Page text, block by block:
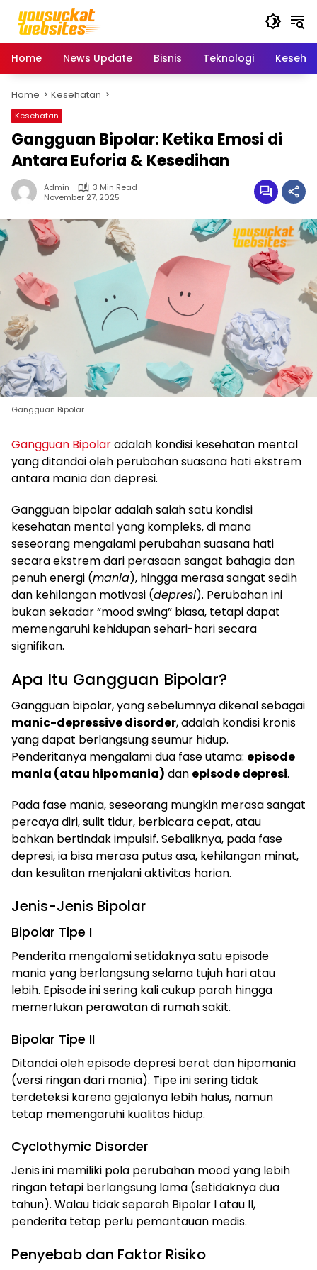
content
Home
News Update Bisnis Teknologi
Home Kesehatan
Kesehatan
Gangguan Bipolar: Ketika Emosi di
Antara Euforia & Kesedihan
Admin
3 Min Read
November 27, 2025
Gangguan Bipolar
Gangguan Bipolaradalah kondisi kesehatan mental
yang ditandai oleh perubahan suasana hati ekstrem
antara mania dan depresi.
Gangguan bipolar adalah salah satu kondisi
kesehatan mental yang kompleks, di mana
seseorang mengalami perubahan suasana hati
secara ekstrem dari perasaan sangat bahagia dan
penuh energi (mania), hingga merasa sangat sedih
dan kehilangan motivasi (depresi). Perubahan ini
bukan sekadar “mood swing” biasa, tetapi dapat
memengaruhi kehidupan sehari-hari secara
signifikan.
Apa Itu Gangguan Bipolar?
Gangguan bipolar, yang sebelumnya dikenal sebagai
manic-depressive disorder, adalah kondisi kronis
yang dapat berlangsung seumur hidup.
Penderitanya mengalami dua fase utama: episode
mania (atau hipomania) dan episode depresi.
Pada fase mania, seseorang mungkin merasa sangat
percaya diri, sulit tidur, berbicara cepat, atau
bahkan bertindak impulsif. Sebaliknya, pada fase
depresi, ia bisa merasa putus asa, kehilangan minat,
dan kesulitan menjalani aktivitas harian.
Jenis-Jenis Bipolar
Bipolar Tipe I
Penderita mengalami setidaknya satu episode
mania yang berlangsung selama tujuh hari atau
lebih. Episode ini sering kali cukup parah hingga
memerlukan perawatan di rumah sakit.
Bipolar Tipe II
Ditandai oleh episode depresi berat dan hipomania
(versi ringan dari mania). Tipe ini sering tidak
terdeteksi karena gejalanya lebih halus, namun
tetap memengaruhi kualitas hidup.
Cyclothymic Disorder
Jenis ini memiliki pola perubahan mood yang lebih
ringan tetapi berlangsung lama (setidaknya dua
tahun). Walau tidak separah Bipolar I atau II,
penderita tetap perlu pemantauan medis.
Penyebab dan Faktor Risiko